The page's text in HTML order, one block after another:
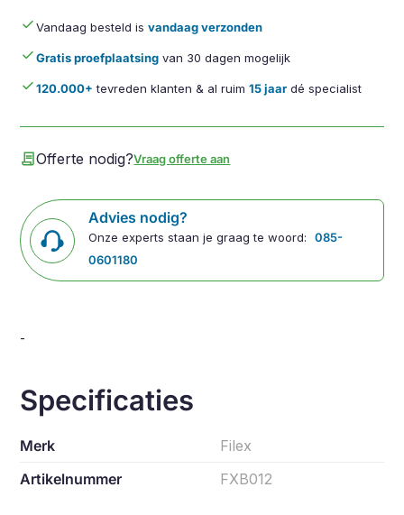
doneVandaag besteld isvandaag verzonden
doneGratis proefplaatsing van 30 dagen mogelijk
done120.000+ tevreden klanten & al ruim15 jaar dé specialist
contractOfferte nodig?Vraag offerte aan
Advies nodig?
Onze experts staan je graag te woord:
085-
0601180
-
Specificaties
Merk
Filex
Artikelnummer
FXB012